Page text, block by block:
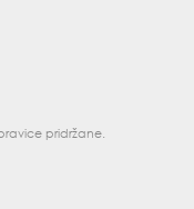
pridržane.